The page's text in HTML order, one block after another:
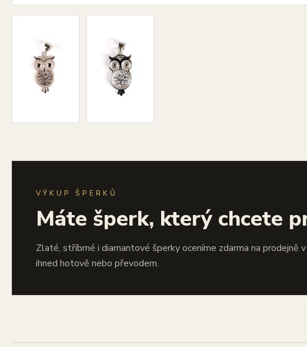
VÝKUP ŠPERKŮ
Máte šperk, který chcete
Zlaté, stříbrné i diamantové šperky oceníme zdarma na prodejně
ihned hotově nebo převodem.